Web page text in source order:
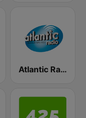
Atlantic Radio